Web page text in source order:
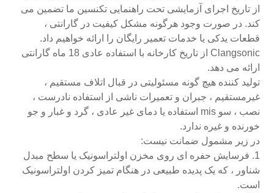
از تاریخ اجرای آزمایشی تحت راهنمایی تکنسین ما تضمین می
کند. در صورت وجود هرگونه مشکل کیفیت در گارانتی ،
قطعات یدکی یا خدمات تعمیر رایگان را ارائه خواهیم داد.
Clangsonic از تاریخ کارخانه با استفاده عادی 18 ماه گارانتی
ارائه می دهد.
تولید کننده هیچ گونه مسئولیتی در قبال اتلاف مستقیم ،
غیرمستقیم ، جبران و تعمیرات ناشی از استفاده نادرست ،
نصب ، سو mis استفاده یا دمای غیر عادی ، گرد و غبار و جو
خورنده و غیره ندارد.
در زیر مشمول ضمانت نیست:
1. فرسایش حفره ای روی مخزن اولتراسونیک یا سطح مبدل
شناور ، که یک پدیده طبیعی در هنگام تمیز کردن اولتراسونیک
است.